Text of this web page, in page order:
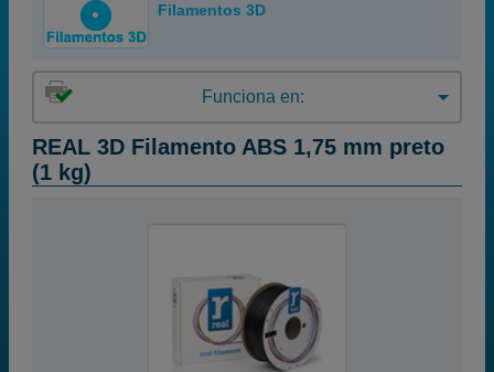
Filamentos 3D
Funciona en:
REAL 3D Filamento ABS 1,75 mm preto
(1 kg)